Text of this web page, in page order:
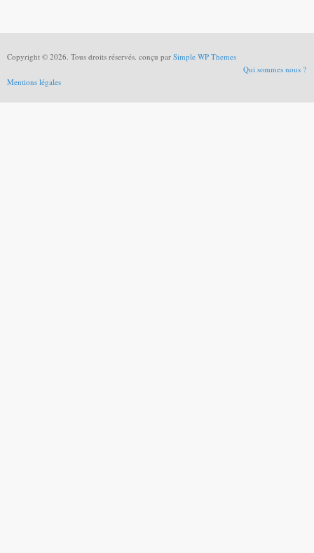
Copyright © 2026. Tous droits réservés. conçu par Simple WP Themes
Qui sommes nous ?
Mentions légales